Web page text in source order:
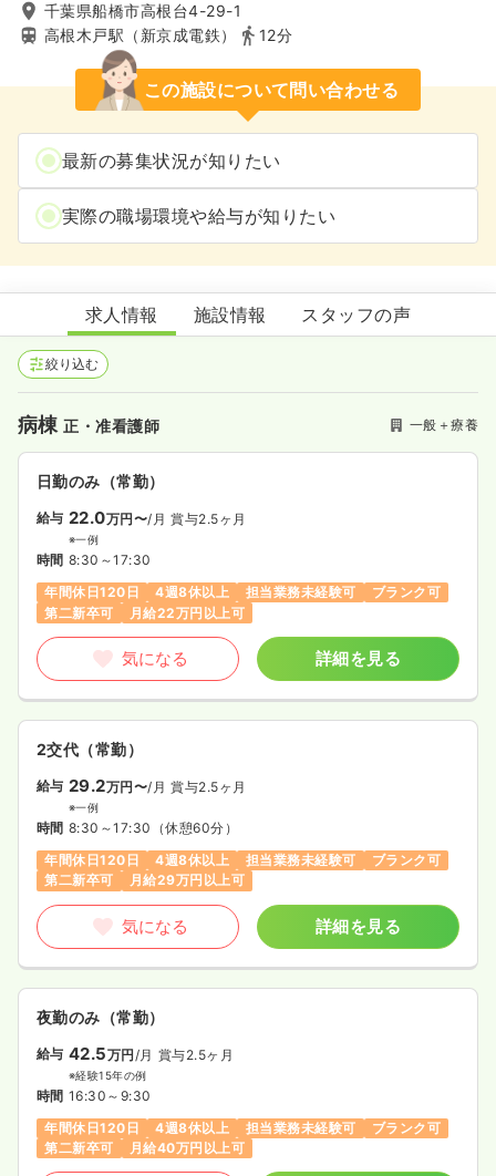
千葉県船橋市高根台4-29-1
高根木戸駅（新京成電鉄）
12分
この施設について問い合わせる
最新の募集状況が知りたい
実際の職場環境や給与が知りたい
東船橋病院
求人情報 施設情報 スタッフの声
絞り込む
病棟正・准看護師 一般＋療養
日勤のみ（常勤）
給与 22.0万円〜/月 賞与2.5ヶ月
※一例
時間 8:30～17:30
年間休日120日
4週8休以上 担当業務未経験可
ブランク可
第二新卒可
月給22万円以上可
気になる 詳細を見る
2交代（常勤）
給与 29.2万円〜/月 賞与2.5ヶ月
※一例
時間 8:30～17:30 （休憩60分）
年間休日120日
4週8休以上 担当業務未経験可
ブランク可
第二新卒可
月給29万円以上可
気になる 詳細を見る
夜勤のみ（常勤）
給与 42.5万円 /月 賞与2.5ヶ月
※経験15年の例
時間 16:30～9:30
年間休日120日
4週8休以上 担当業務未経験可
ブランク可
第二新卒可
月給40万円以上可